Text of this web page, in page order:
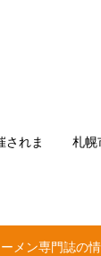
されま
札幌
メン専門誌の